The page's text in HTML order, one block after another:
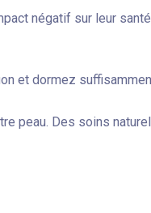
négatif sur leur
et dormez
peau. Des soins